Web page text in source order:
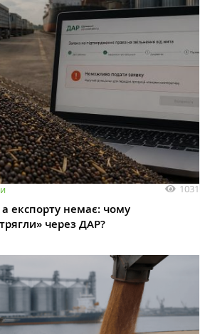
1031
а експорту немає: чому
через ДАР?